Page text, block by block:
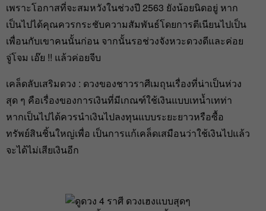
เพราะโอกาสที่จะสมหวังในช่วงปี 2563 ยังน้อยนิดอยู่ หาก
เป็นไปได้คุณควรกระชับความสัมพันธ์โดยการตีเนียนไปเป็น
เพื่อนกับเขาคนนั้นก่อน จากนั้นรอช่วงจังหวะดวงดีและค่อย
จู่โจม เอ๊ย !! แล้วค่อยจีบ
เคล็ดลับเสริมดวง : ดวงของชาวราศีเมถุนเรื่องที่น่าเป็นห่วง
สุด ๆ คือเรื่องของการเงินที่มีเกณฑ์ใช้เงินแบบเทน้ำเทท่า
หากเป็นไปได้ควรนำเงินไปลงทุนแบบระยะยาวหรือซื้อ
ทรัพย์สินชิ้นใหญ่เพื่อ เป็นการแก้เคล็ดเสมือนว่าใช้เงินไปแล้ว
จะได้ไม่เสียเงินอีก